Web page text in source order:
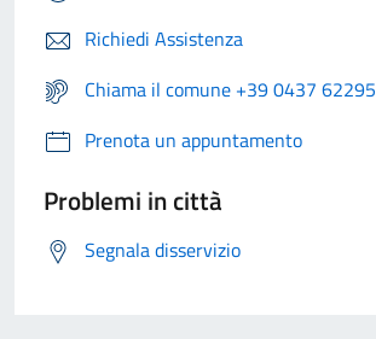
Richiedi Assistenza
Chiama il comune +39 0437 62295
Prenota un appuntamento
Problemi in città
Segnala disservizio